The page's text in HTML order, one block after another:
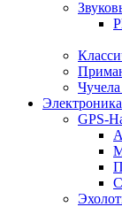
Электроника
GPS-